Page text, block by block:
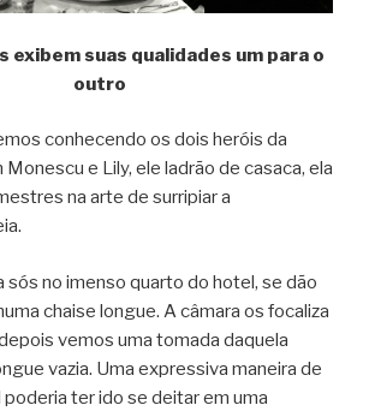
exibem suas qualidades um para o
outro
conhecendo os dois heróis da
e Lily, ele ladrão de casaca, ela
na arte de surripiar a
sós no imenso quarto do hotel, se dão
chaise longue. A câmara os focaliza
vemos uma tomada daquela
vazia. Uma expressiva maneira de
poderia ter ido se deitar em uma